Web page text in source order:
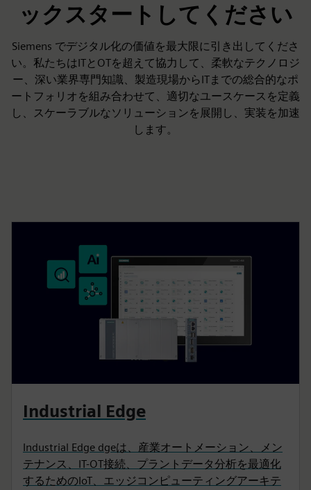
ックスタートしてください
Siemens でデジタル化の価値を最大限に引き出してくださ
い。私たちはITとOTを超えて協力して、柔軟なテクノロジ
ー、深い業界専門知識、製造現場からITまでの総合的なポ
ートフォリオを組み合わせて、適切なユースケースを定義
し、スケーラブルなソリューションを展開し、実装を加速
します。
Industrial Edge
Industrial Edge dgeは、産業オートメーション、メン
テナンス、IT-OT接続、プラントデータ分析を最適化
するためのIoT、エッジコンピューティングアーキテ